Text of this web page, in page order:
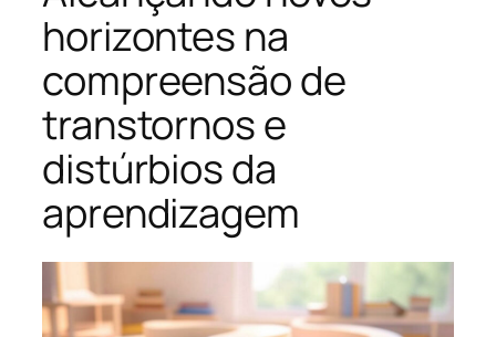
horizontes na
compreensão de
transtornos e
distúrbios da
aprendizagem